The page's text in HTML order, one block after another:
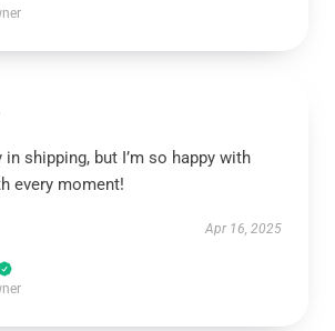
shipping, but I’m so happy with
every moment!
Apr 16, 2025